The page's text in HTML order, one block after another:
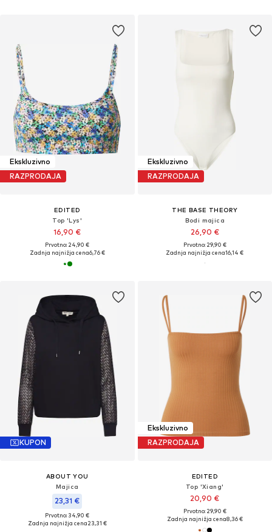
Ekskluzivno
RAZPRODAJA
EDITED
Top 'Lys'
16,90 €
Prvotno: 24,90 €
Zadnja najnižja cena6,76 €
Ekskluzivno
RAZPRODAJA
THE BASE THEORY
Bodi majica
26,90 €
Prvotno: 29,90 €
Zadnja najnižja cena16,14 €
KUPON
ABOUT YOU
Majica
23,31 €
Prvotno: 34,90 €
Zadnja najnižja cena23,31 €
Ekskluzivno
RAZPRODAJA
EDITED
Top 'Xiang'
20,90 €
Prvotno: 29,90 €
Zadnja najnižja cena8,36 €